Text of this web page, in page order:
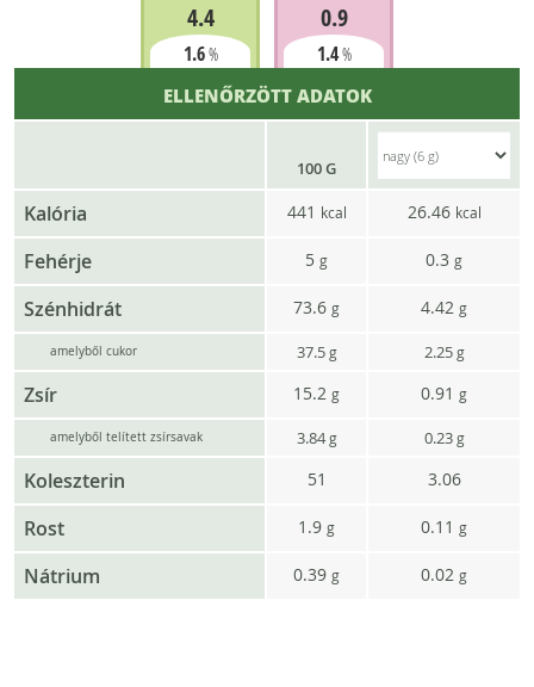
4.4
1.6%
0.9
1.4%
ELLENŐRZÖTT ADATOK
100 G
Kalória 441 kcal 26.46 kcal
Fehérje 5 g 0.3 g
Szénhidrát 73.6 g 4.42 g
amelyből cukor 37.5g 2.25 g
Zsír 15.2 g 0.91 g
amelyből telített zsírsavak 3.84g 0.23 g
Koleszterin 51 3.06
Rost 1.9 g 0.11 g
Nátrium 0.39 g 0.02 g